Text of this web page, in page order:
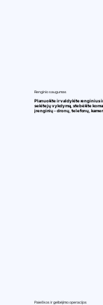
Renginio saugumas
Planuokite ir valdykite renginius
sekite jų vykdymą, stebėkite
įrenginių - dronų, telefonų,
Paieškos ir gelbėjimo operacijos